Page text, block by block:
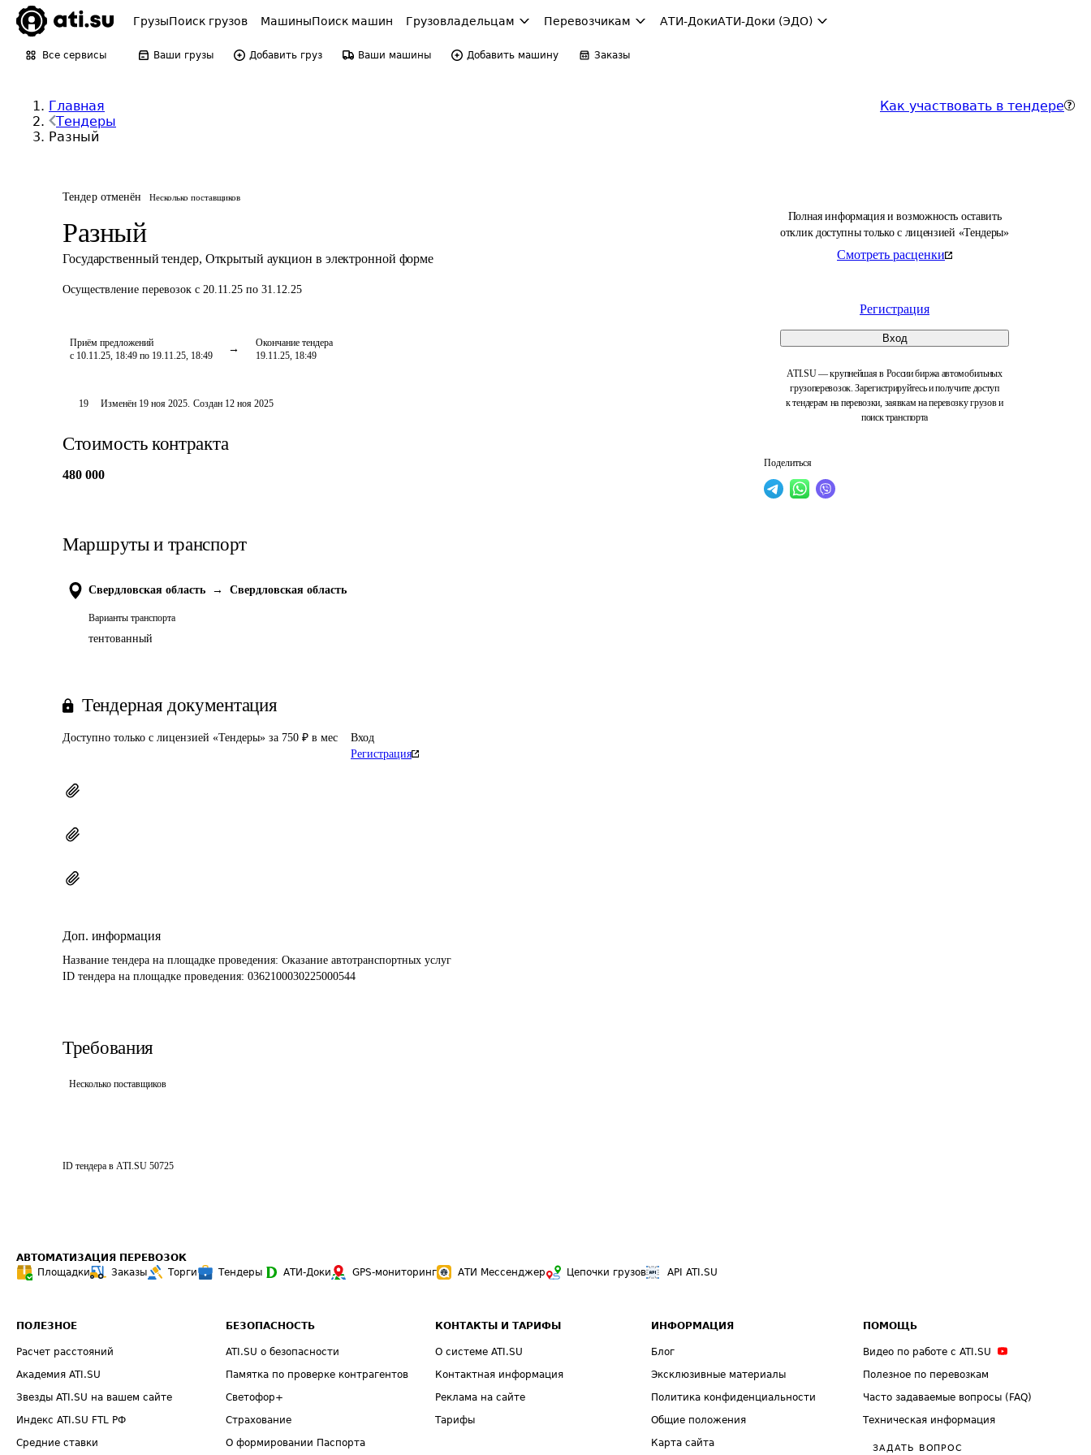
ГрузыПоиск грузов МашиныПоиск машин Грузовладельцам Перевозчикам АТИ-ДокиАТИ-Доки (ЭДО)
Все сервисы Ваши грузы Добавить груз Ваши машины Добавить машину Заказы
Главная
Тендеры
Разный
Как участвовать в тендере
Тендер отменён Несколько поставщиков
Разный
Государственный тендер, Открытый аукцион в электронной форме
Осуществление перевозок с 20.11.25 по 31.12.25
Приём предложений
с 10.11.25, 18:49 по 19.11.25, 18:49
Окончание тендера
19.11.25, 18:49
Полная информация и возможность оставить
отклик доступны только с лицензией «Тендеры»
Смотреть расценки
Регистрация
Вход
ATI.SU — крупнейшая в России биржа автомобильных
грузоперевозок. Зарегистрируйтесь и получите доступ
к тендерам на перевозки, заявкам на перевозку грузов и
поиск транспорта
Поделиться
19 Изменён 19 ноя 2025. Создан 12 ноя 2025
Стоимость контракта
480 000
Маршруты и транспорт
Свердловская область → Свердловская область
Варианты транспорта
тентованный
Тендерная документация
Доступно только с лицензией «Тендеры» за 750 ₽ в мес
Вход
Регистрация
Доп. информация
Название тендера на площадке проведения: Оказание автотранспортных услуг
ID тендера на площадке проведения: 0362100030225000544
Требования
Несколько поставщиков
ID тендера в ATI.SU 50725
АВТОМАТИЗАЦИЯ ПЕРЕВОЗОК
Площадки
Заказы Торги Тендеры АТИ-Доки GPS-мониторинг АТИ Мессенджер Цепочки грузов API ATI.SU
ПОЛЕЗНОЕ
Расчет расстояний
Академия ATI.SU
Звезды ATI.SU на вашем сайте
Индекс ATI.SU FTL РФ
Средние ставки
БЕЗОПАСНОСТЬ
ATI.SU о безопасности
Памятка по проверке контрагентов
Светофор+
Страхование
О формировании Паспорта
КОНТАКТЫ И ТАРИФЫ
О системе ATI.SU
Контактная информация
Реклама на сайте
Тарифы
ИНФОРМАЦИЯ
Блог
Эксклюзивные материалы
Политика конфиденциальности
Общие положения
Карта сайта
ПОМОЩЬ
Видео по работе с ATI.SU
Полезное по перевозкам
Часто задаваемые вопросы (FAQ)
Техническая информация
ЗАДАТЬ ВОПРОС